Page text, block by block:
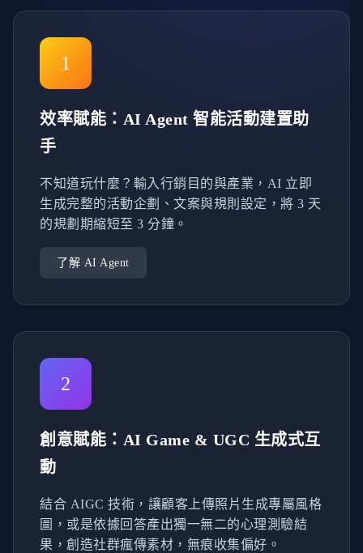
1
效率賦能：AI Agent 智能活動建置助
手
不知道玩什麼？輸入行銷目的與產業，AI 立即
生成完整的活動企劃、文案與規則設定，將 3 天
的規劃期縮短至 3 分鐘。
了解 AI Agent
2
創意賦能：AI Game & UGC 生成式互
動
結合 AIGC 技術，讓顧客上傳照片生成專屬風格
圖，或是依據回答產出獨一無二的心理測驗結
果，創造社群瘋傳素材，無痕收集偏好。